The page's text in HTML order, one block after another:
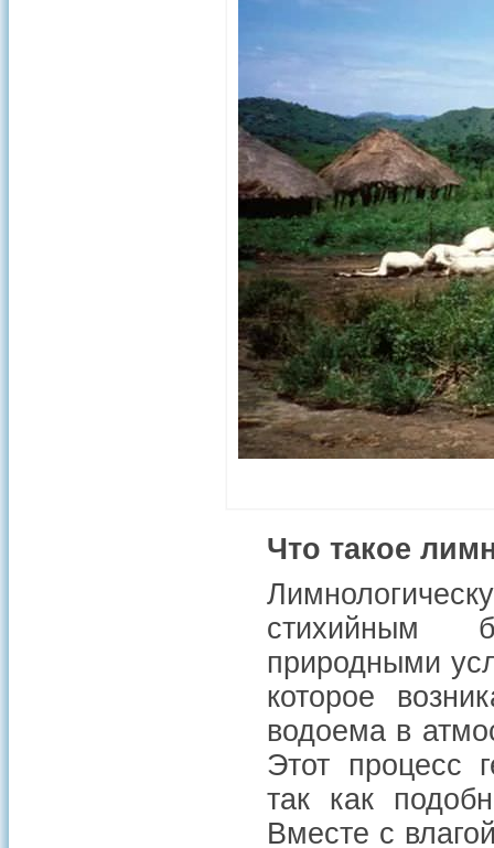
Что такое
стихийным
природными
которое
водоема в
Этот процесс
так как
Вместе с